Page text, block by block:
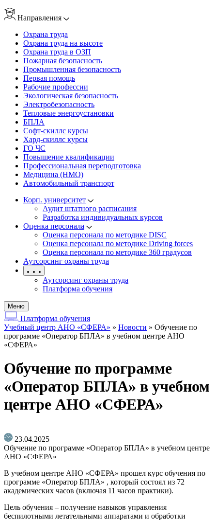
Направления
Охрана труда
Охрана труда на высоте
Охрана труда в ОЗП
Пожарная безопасность
Промышленная безопасность
Первая помощь
Рабочие профессии
Экологическая безопасность
Электробезопасность
Тепловые энергоустановки
БПЛА
Софт-скиллс курсы
Хард-скиллс курсы
ГО ЧС
Повышение квалификации
Профессиональная переподготовка
Медицина (НМО)
Автомобильный транспорт
Корп. университет
Аудит штатного расписания
Разработка индивидуальных курсов
Оценка персонала
Оценка персонала по методике DISC
Оценка персонала по методике Driving forces
Оценка персонала по методике 360 градусов
Аутсорсинг охраны труда
Аутсорсинг охраны труда
Платформа обучения
Меню
Платформа обучения
Учебный центр АНО «СФЕРА» » Новости » Обучение по
программе «Оператор БПЛА» в учебном центре АНО
«СФЕРА»
Обучение по программе
«Оператор БПЛА» в учебном
центре АНО «СФЕРА»
23.04.2025
Обучение по программе «Оператор БПЛА» в учебном центре
АНО «СФЕРА»
В учебном центре АНО «СФЕРА» прошел курс обучения по
программе «Оператор БПЛА» , который состоял из 72
академических часов (включая 11 часов практики).
Цель обучения – получение навыков управления
беспилотными летательными аппаратами и обработки